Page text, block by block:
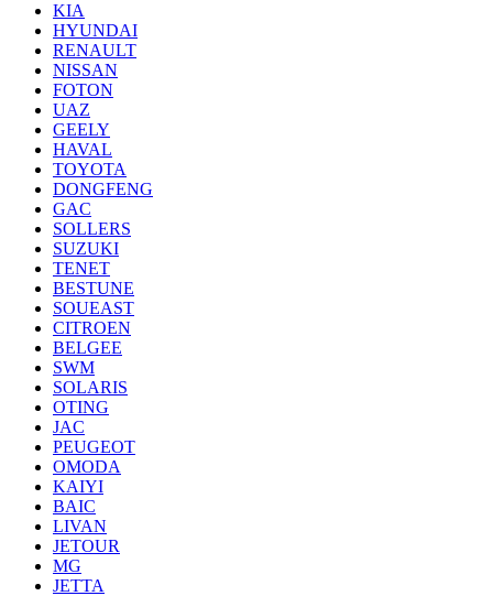
KIA
HYUNDAI
RENAULT
NISSAN
FOTON
UAZ
GEELY
HAVAL
TOYOTA
DONGFENG
GAC
SOLLERS
SUZUKI
TENET
BESTUNE
SOUEAST
CITROEN
BELGEE
SWM
SOLARIS
OTING
JAC
PEUGEOT
OMODA
KAIYI
BAIC
LIVAN
JETOUR
MG
JETTA